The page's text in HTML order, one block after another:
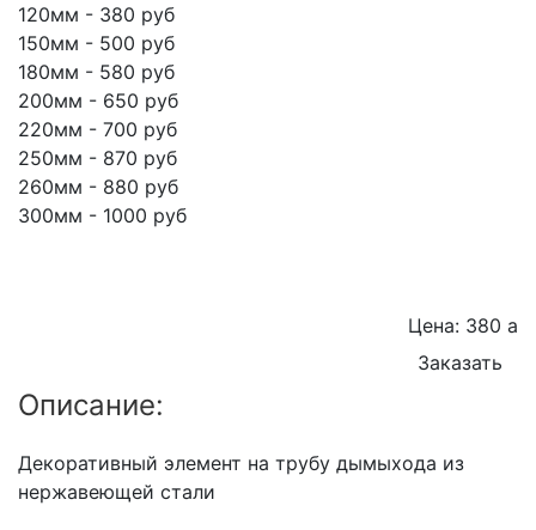
120мм - 380 руб
150мм - 500 руб
180мм - 580 руб
200мм - 650 руб
220мм - 700 руб
250мм - 870 руб
260мм - 880 руб
300мм - 1000 руб
Цена: 380 a
Заказать
Описание:
Декоративный элемент на трубу дымыхода из
нержавеющей стали